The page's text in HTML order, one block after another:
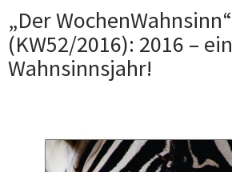
„Der WochenWahnsinn“
(KW52/2016): 2016 – ein
Wahnsinnsjahr!